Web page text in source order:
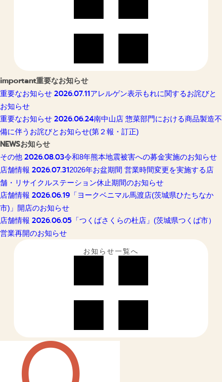
important重要なお知らせ
重要なお知らせ 2026.07.11アレルゲン表示もれに関するお詫びと
お知らせ
重要なお知らせ 2026.06.24南中山店 惣菜部門における商品製造不
備に伴うお詫びとお知らせ(第２報・訂正)
NEWSお知らせ
その他 2026.08.03令和8年熊本地震被害への募金実施のお知らせ
店舗情報 2026.07.312026年お盆期間 営業時間変更を実施する店
舗・リサイクルステーション休止期間のお知らせ
店舗情報 2026.06.19 「ヨークベニマル馬渡店(茨城県ひたちなか
市)」開店のお知らせ
店舗情報 2026.06.05 「つくばさくらの杜店」(茨城県つくば市）
営業再開のお知らせ
お知らせ一覧へ